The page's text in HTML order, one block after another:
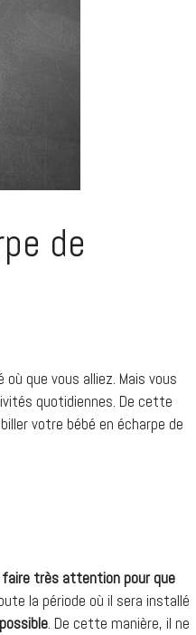
de
que vous alliez. Mais vous
quotidiennes. De cette
votre bébé en écharpe de
faire très attention pour que
la période où il sera installé
. De cette manière, il ne